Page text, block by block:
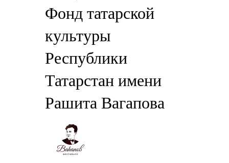
Фонд татарской
культуры
Республики
Татарстан имени
Рашита Вагапова